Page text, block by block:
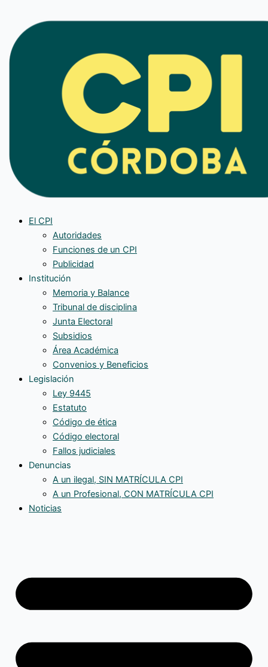
contenido
El CPI
Autoridades
Funciones de un CPI
Publicidad
Institución
Memoria y Balance
Tribunal de disciplina
Junta Electoral
Subsidios
Área Académica
Convenios y Beneficios
Legislación
Ley 9445
Estatuto
Código de ética
Código electoral
Fallos judiciales
Denuncias
A un ilegal, SIN MATRÍCULA CPI
A un Profesional, CON MATRÍCULA CPI
Noticias